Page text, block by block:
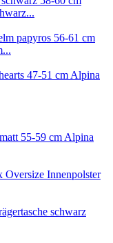
Alpina
Alpina
Oversize Innenpolster